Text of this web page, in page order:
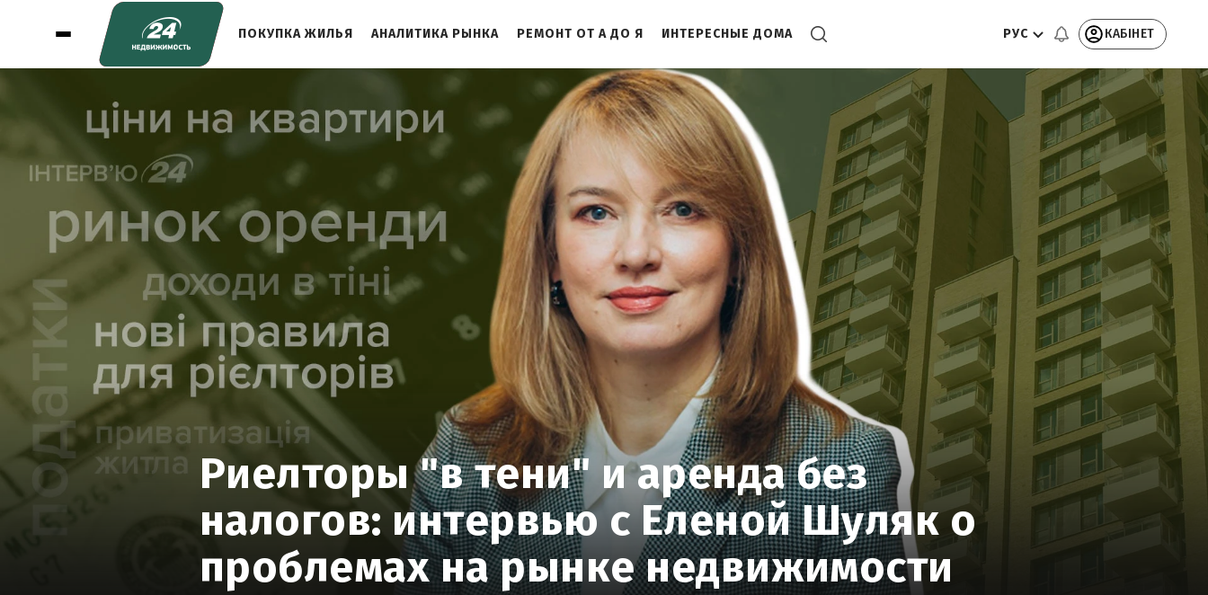
ПОКУПКА ЖИЛЬЯ АНАЛИТИКА РЫНКА РЕМОНТ ОТ А ДО Я ИНТЕРЕСНЫЕ ДОМА РУС КАБІНЕТ
Риелторы "в тени" и аренда без
налогов: интервью с Еленой Шуляк о
проблемах на рынке недвижимости
ЗА 2024 ГОД ТОЛЬКО 900 ЧЕЛОВЕК
ПО ВСЕЙ СТРАНЕ ЗАДЕКЛАРИРОВАЛИ
ДОХОДЫ ОТ АРЕНДЫ ЖИЛЬЯ
ЦЕНЫ НА АРЕНДУ РАСТУТ: МОЖЕТ ЛИ
СТАБИЛИЗИРОВАТЬ?
КАК ЗАКОН О ЖИЛИЩНОЙ ПОЛИТИКЕ
МЕНЯЕТ ПРАВИЛА ПРИВАТИЗАЦИИ
ЖИЛЬЯ?
КАК ИЗМЕНИТСЯ РАБОТА РИЕЛТОРОВ
И ЧТО СЛЕДУЕТ ЗНАТЬ ОБ ИХ
УСЛУГАХ?